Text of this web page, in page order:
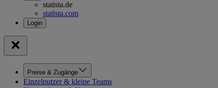
statista.de
statista.com
Preise & Zugänge
Einzelnutzer & kleine Teams